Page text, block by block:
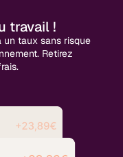
travail !
un taux sans risque
Retirez